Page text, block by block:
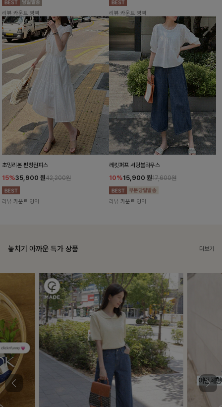
리뷰 카운트 영역 리뷰 카운트 영역
초밍리본 펀칭원피스
15%35,900 원42,200원
리뷰 카운트 영역
레킷퍼프 셔링블라우스
10%15,900 원17,600원
리뷰 카운트 영역
놓치기 아까운 특가 상품 더보기